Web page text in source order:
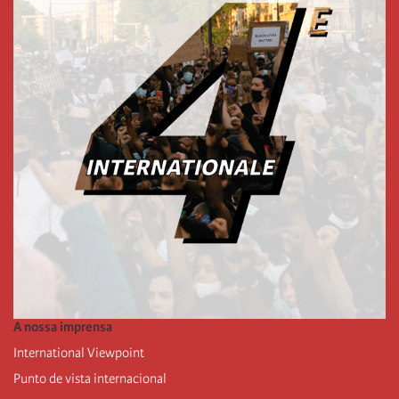
A nossa imprensa
International Viewpoint
Punto de vista internacional